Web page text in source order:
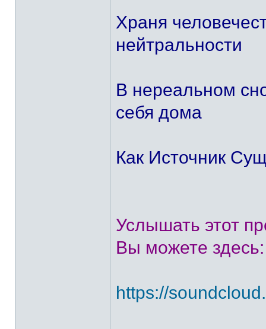
Храня
нейтральности
В нереальном
себя дома
Как Источник
Услышать этот
Вы можете здесь:
https://